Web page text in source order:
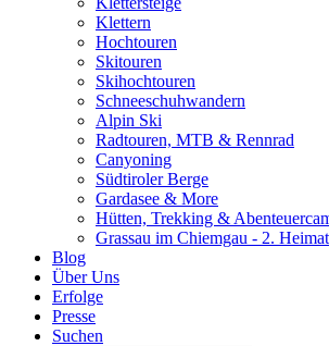
Klettern
Hochtouren
Skitouren
Skihochtouren
Schneeschuhwandern
Alpin Ski
Radtouren, MTB & Rennrad
Canyoning
Südtiroler Berge
Gardasee & More
Hütten, Trekking &
Grassau im Chiemgau - 2. Heimat
Blog
Über Uns
Erfolge
Presse
Suchen